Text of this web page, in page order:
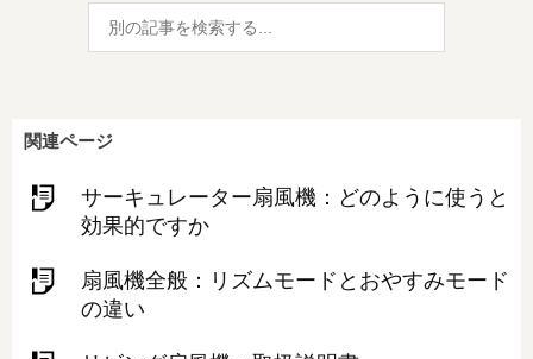
関連ページ
サーキュレーター扇風機：どのように使うと
効果的ですか
扇風機全般：リズムモードとおやすみモード
の違い